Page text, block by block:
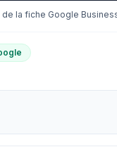
de la fiche Google